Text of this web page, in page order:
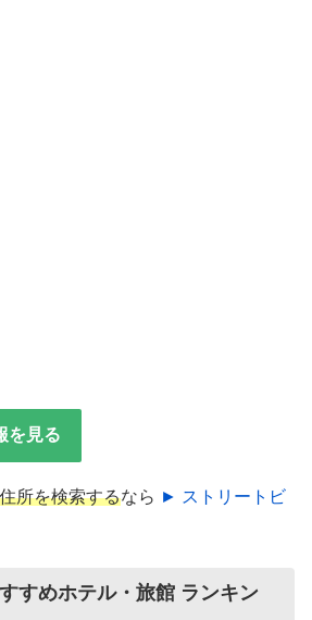
を見る
所を検索するなら ► ストリートビ
すめホテル・旅館 ランキン